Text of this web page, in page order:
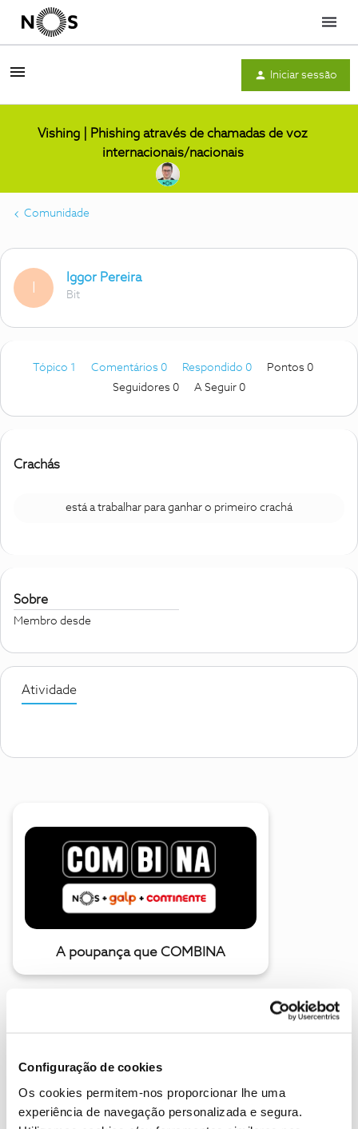
Configuração de cookies
Os cookies permitem-nos proporcionar lhe uma
experiência de navegação personalizada e segura.
Menu
Iniciar sessão
Vishing | Phishing através de chamadas de voz
internacionais/nacionais
Comunidade
Iggor Pereira
Bit
Tópico 1 Comentários 0 Respondido 0
Pontos 0
Seguidores 0 A Seguir 0
Crachás
está a trabalhar para ganhar o primeiro crachá
Sobre
Membro desde
Atividade
A poupança que COMBINA